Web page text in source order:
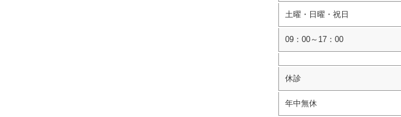
土曜・日曜・祝日
09：00～17：00
休診
年中無休